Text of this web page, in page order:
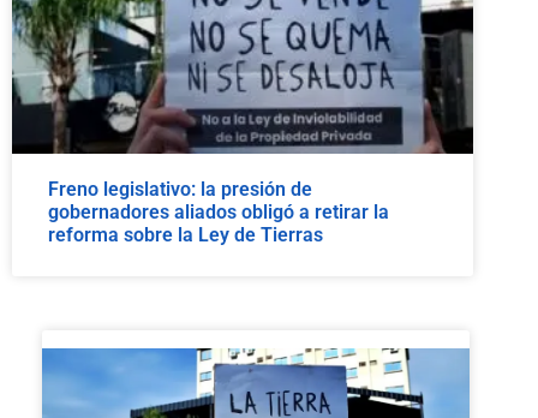
Freno legislativo: la presión de
gobernadores aliados obligó a retirar la
reforma sobre la Ley de Tierras